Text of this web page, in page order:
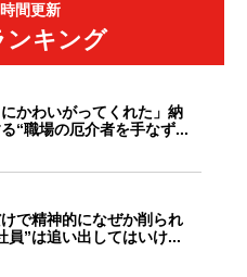
間更新
ンキング
にかわいがってくれた」納
“職場の厄介者を手なず...
けで精神的になぜか削られ
”は追い出してはいけ...